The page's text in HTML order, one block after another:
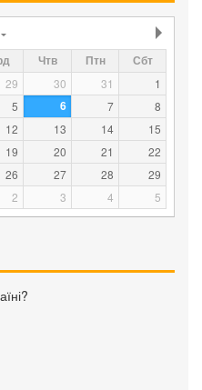
Чтв Птн Сбт
29 30 31
1
5 6 7
8
12 13 14
15
19 20 21
22
26 27 28
29
2 3 4 5